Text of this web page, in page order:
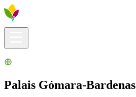
Palais Gómara-Bardenas